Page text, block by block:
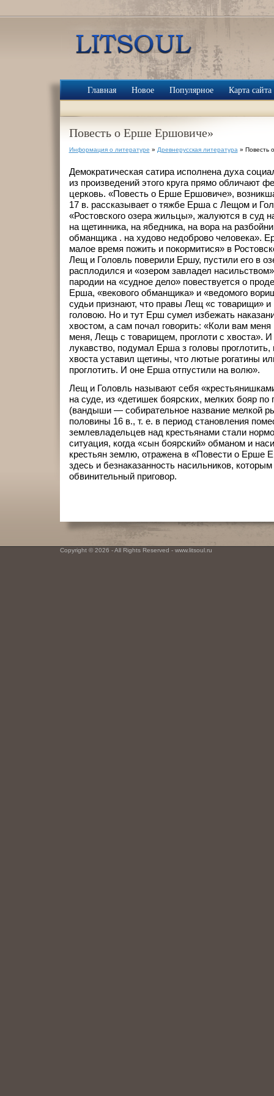
Главная Новое Популярное Карта сайта
Повесть о Ерше Ершовиче»
Информация о литературе » Древнерусская литература » Повесть
Демократическая сатира исполнена духа
из произведений этого круга прямо обличают
церковь. «Повесть о Ерше Ершовиче»,
17 в. рассказывает о тяжбе Ерша с Лещом и
«Ростовского озера жильцы», жалуются в суд
на щетинника, на ябедника, на вора на
обманщика . на худово недоброво человека».
малое время пожить и покормитися» в
Лещ и Головль поверили Ершу, пустили его в
расплодился и «озером завладел
пародии на «судное дело» повествуется о
Ерша, «векового обманщика» и «ведомого
судьи признают, что правы Лещ «с товарищи»
головою. Но и тут Ерш сумел избежать
хвостом, а сам почал говорить: «Коли вам
меня, Лещь с товарищем, проглоти с хвоста».
лукавство, подумал Ерша з головы проглотить,
хвоста уставил щетины, что лютые рогатины
проглотить. И оне Ерша отпустили на волю».
Лещ и Головль называют себя
на суде, из «детишек боярских, мелких бояр
(вандыши — собирательное название мелкой
половины 16 в., т. е. в период становления
землевладельцев над крестьянами стали
ситуация, когда «сын боярский» обманом и
крестьян землю, отражена в «Повести о Ерше
здесь и безнаказанность насильников,
обвинительный приговор.
Copyright © 2026 - All Rights Reserved - www.litsoul.ru